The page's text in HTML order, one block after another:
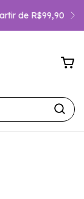
de R$99,90